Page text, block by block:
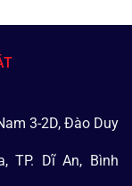
3-2D, Đào Duy
TP. Dĩ An, Bình